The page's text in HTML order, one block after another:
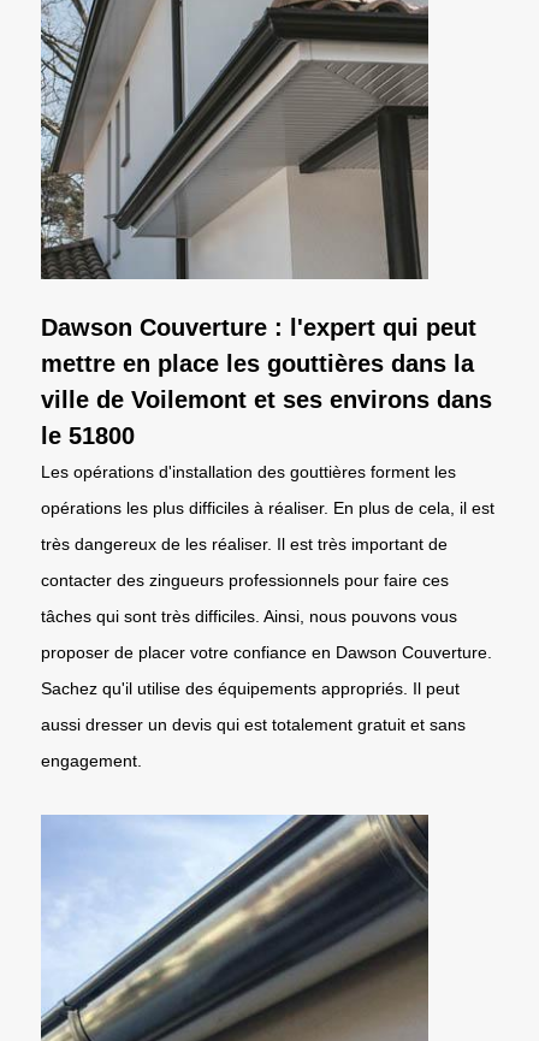
Dawson Couverture : l'expert qui peut
mettre en place les gouttières dans la
ville de Voilemont et ses environs dans
le 51800
Les opérations d'installation des gouttières forment les
opérations les plus difficiles à réaliser. En plus de cela, il est
très dangereux de les réaliser. Il est très important de
contacter des zingueurs professionnels pour faire ces
tâches qui sont très difficiles. Ainsi, nous pouvons vous
proposer de placer votre confiance en Dawson Couverture.
Sachez qu'il utilise des équipements appropriés. Il peut
aussi dresser un devis qui est totalement gratuit et sans
engagement.